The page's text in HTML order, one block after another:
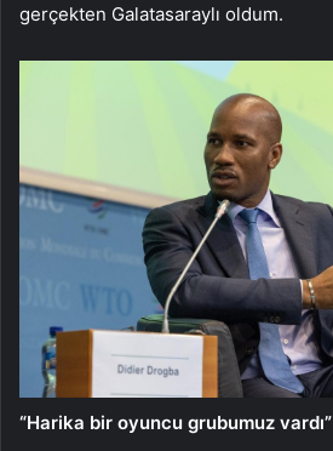
gerçekten Galatasaraylı oldum.
“Harika bir oyuncu grubumuz vardı”